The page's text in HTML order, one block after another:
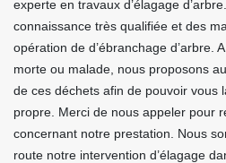
experte en travaux d’élagage
connaissance très qualifiée et des
opération de d’ébranchage d’arbre.
morte ou malade, nous proposons
de ces déchets afin de pouvoir vous
propre. Merci de nous appeler pour
concernant notre prestation. Nous
route notre intervention d’élagage